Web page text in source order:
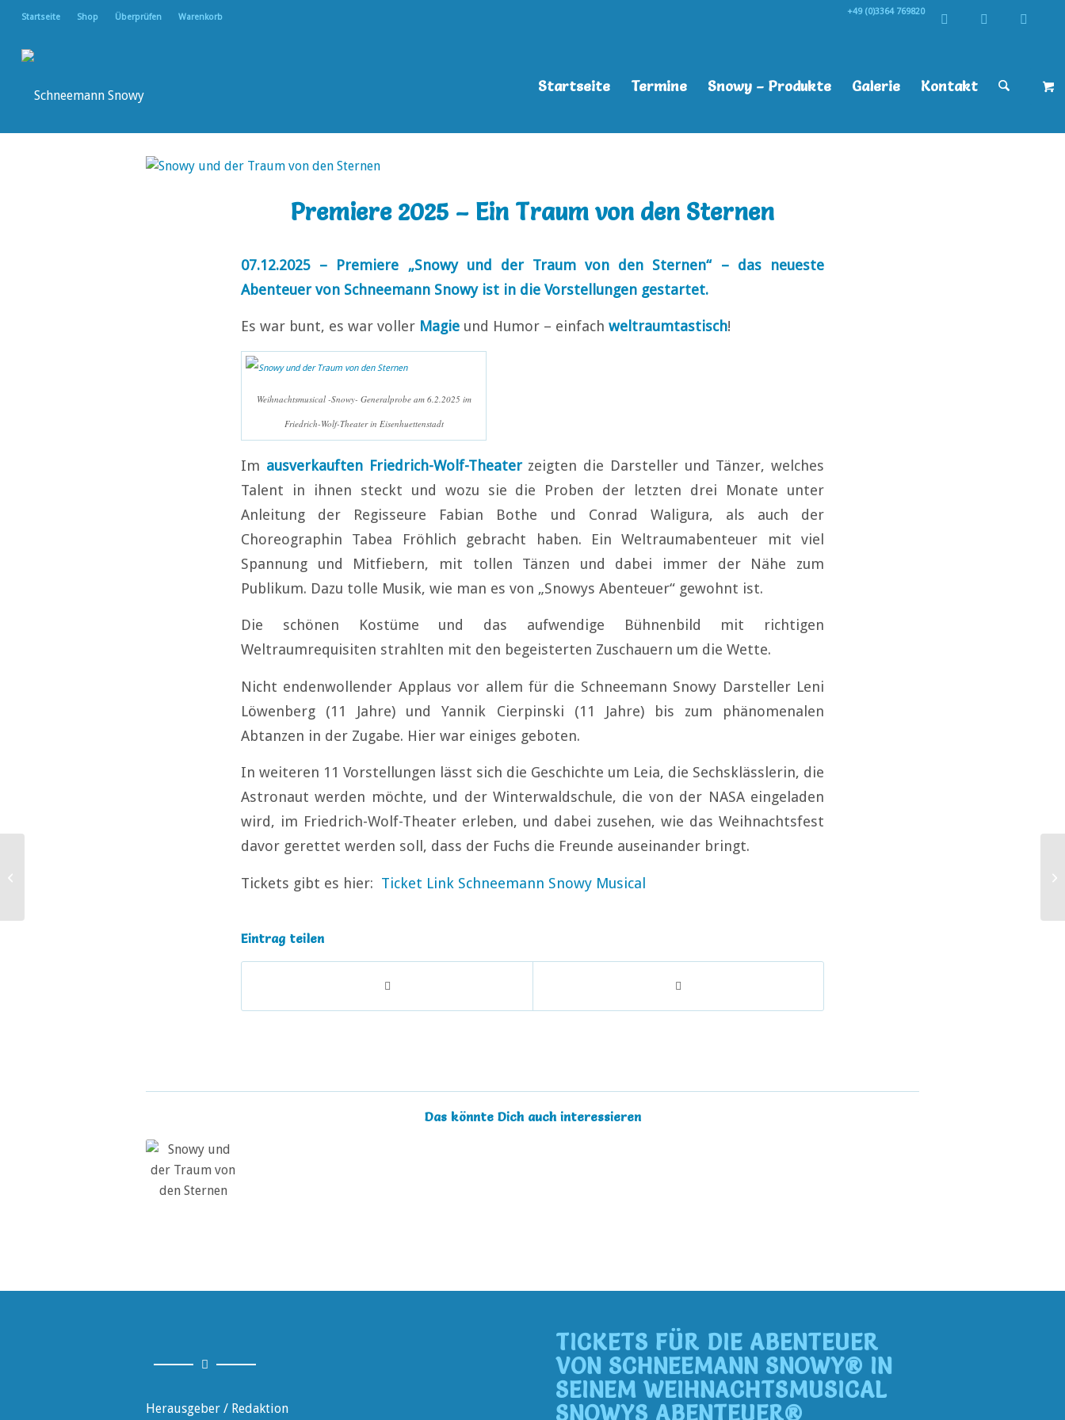
Startseite Shop Überprüfen Warenkorb
+49 (0)3364 769820
Startseite Termine Snowy – Produkte Galerie Kontakt
Premiere 2025 – Ein Traum von den Sternen
07.12.2025 – Premiere „Snowy und der Traum von den Sternen“ – das neueste
Abenteuer von Schneemann Snowy ist in die Vorstellungen gestartet.
Es war bunt, es war voller Magie und Humor – einfach weltraumtastisch!
Weihnachtsmusical -Snowy- Generalprobe am 6.2.2025 im
Friedrich-Wolf-Theater in Eisenhuettenstadt
Im ausverkauften Friedrich-Wolf-Theaterzeigten die Darsteller und Tänzer, welches
Talent in ihnen steckt und wozu sie die Proben der letzten drei Monate unter
Anleitung der Regisseure Fabian Bothe und Conrad Waligura, als auch der
Choreographin Tabea Fröhlich gebracht haben. Ein Weltraumabenteuer mit viel
Spannung und Mitfiebern, mit tollen Tänzen und dabei immer der Nähe zum
Publikum. Dazu tolle Musik, wie man es von „Snowys Abenteuer“ gewohnt ist.
Die schönen Kostüme und das aufwendige Bühnenbild mit richtigen
Weltraumrequisiten strahlten mit den begeisterten Zuschauern um die Wette.
Nicht endenwollender Applaus vor allem für die Schneemann Snowy Darsteller Leni
Löwenberg (11 Jahre) und Yannik Cierpinski (11 Jahre) bis zum phänomenalen
Abtanzen in der Zugabe. Hier war einiges geboten.
In weiteren 11 Vorstellungen lässt sich die Geschichte um Leia, die Sechsklässlerin, die
Astronaut werden möchte, und der Winterwaldschule, die von der NASA eingeladen
wird, im Friedrich-Wolf-Theater erleben, und dabei zusehen, wie das Weihnachtsfest
davor gerettet werden soll, dass der Fuchs die Freunde auseinander bringt.
Tickets gibt es hier: Ticket Link Schneemann Snowy Musical
Eintrag teilen
Das könnte Dich auch interessieren
Herausgeber / Redaktion
TICKETS FÜR DIE ABENTEUER
VON SCHNEEMANN SNOWY® IN
SEINEM WEIHNACHTSMUSICAL
SNOWYS ABENTEUER®